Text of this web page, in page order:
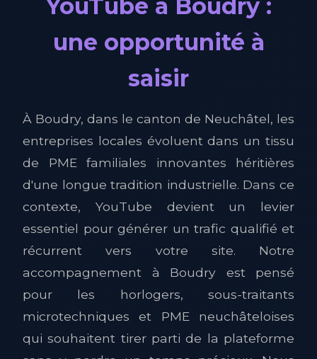
YouTube à Boudry :
une opportunité à
saisir
À Boudry, dans le canton de Neuchâtel, les
entreprises locales évoluent dans un tissu
de PME familiales innovantes héritières
d'une longue tradition industrielle. Dans ce
contexte, YouTube devient un levier
essentiel pour générer un trafic qualifié et
récurrent vers votre site. Notre
accompagnement à Boudry est pensé
pour les horlogers, sous-traitants
microtechniques et PME neuchâteloises
qui souhaitent tirer parti de la plateforme